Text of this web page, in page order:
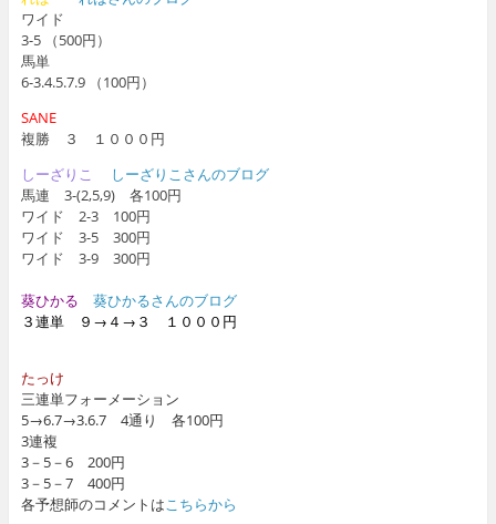
ワイド
3-5 （500円）
馬単
6-3.4.5.7.9 （100円）
SANE
複勝 ３ １０００円
しーざりこ
しーざりこさんのブログ
馬連 3-(2,5,9) 各100円
ワイド 2-3 100円
ワイド 3-5 300円
ワイド 3-9 300円
葵ひかる 葵ひかるさんのブログ
３連単 ９→４→３ １０００円
たっけ
三連単フォーメーション
5→6.7→3.6.7 4通り 各100円
3連複
3－5－6 200円
3－5－7 400円
各予想師のコメントはこちらから